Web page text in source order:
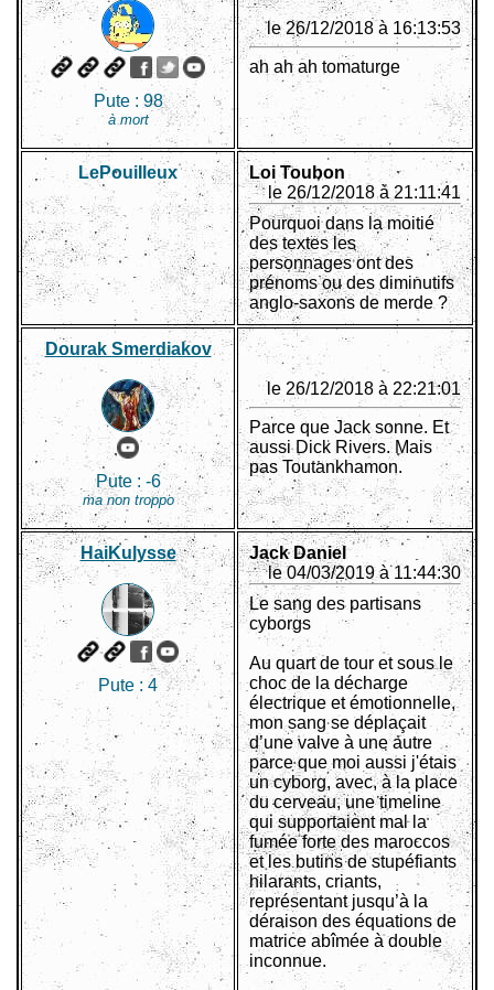
Pute : 98
à mort
le 26/12/2018 à 16:13:53
ah ah ah tomaturge
LePouiIleux
Loi Toubon
le 26/12/2018 à 21:11:41
Pourquoi dans la moitié
des textes les
personnages ont des
prénoms ou des diminutifs
anglo-saxons de merde ?
Dourak Smerdiakov
Pute : -6
ma non troppo
le 26/12/2018 à 22:21:01
Parce que Jack sonne. Et
aussi Dick Rivers. Mais
pas Toutankhamon.
HaiKulysse
Pute : 4
Jack Daniel
le 04/03/2019 à 11:44:30
Le sang des partisans
cyborgs
Au quart de tour et sous le
choc de la décharge
électrique et émotionnelle,
mon sang se déplaçait
d’une valve à une autre
parce que moi aussi j'étais
un cyborg, avec, à la place
du cerveau, une timeline
qui supportaient mal la
fumée forte des maroccos
et les butins de stupéfiants
hilarants, criants,
représentant jusqu’à la
déraison des équations de
matrice abîmée à double
inconnue.